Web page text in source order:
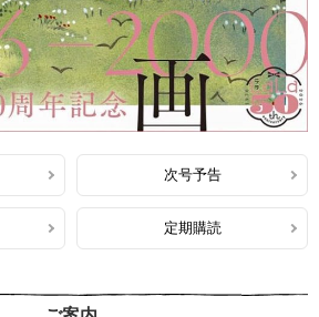
次号予告
定期購読